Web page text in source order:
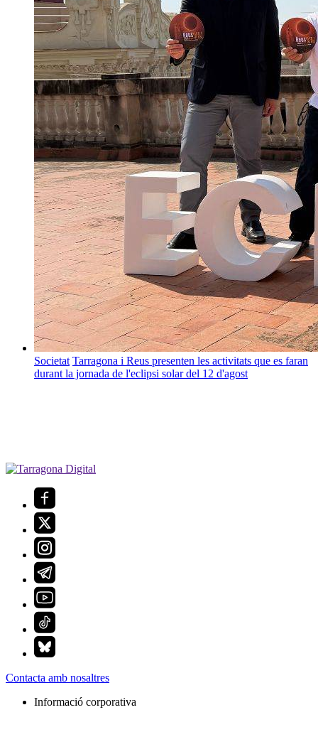
Societat Tarragona i Reus presenten les activitats que es faran
durant la jornada de l'eclipsi solar del 12 d'agost
Contacta amb nosaltres
Informació corporativa